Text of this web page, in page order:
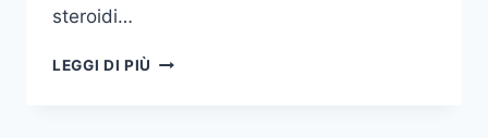
steroidi…
LEGGI DI PIÙ